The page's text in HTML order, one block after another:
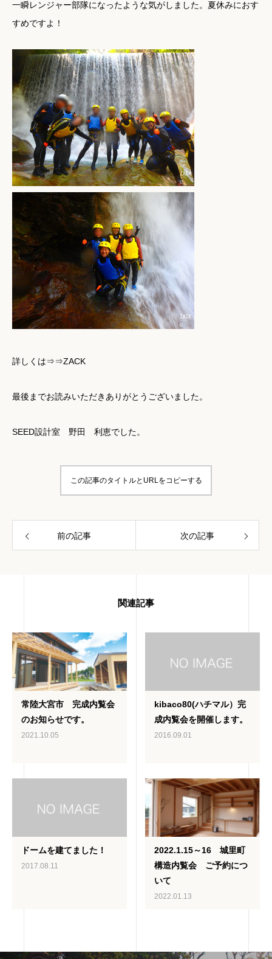
一瞬レンジャー部隊になったような気がしました。夏休みにおす
すめですよ！
詳しくは⇒⇒ZACK
最後までお読みいただきありがとうございました。
SEED設計室 野田 利恵でした。
この記事のタイトルとURLをコピーする
前の記事 次の記事
関連記事
常陸大宮市 完成内覧会
のお知らせです。
2021.10.05
kibaco80(ハチマル）完
成内覧会を開催します。
2016.09.01
ドームを建てました！
2017.08.11
2022.1.15～16 城里町
構造内覧会 ご予約につ
いて
2022.01.13